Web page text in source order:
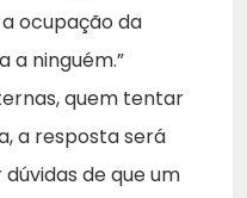
ocupação da
a ninguém.”
quem tentar
a resposta será
de que um